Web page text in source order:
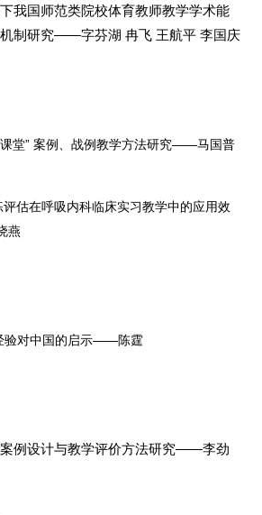
我国师范类院校体育教师教学学术能
制研究——字芬湖 冉飞 王航平 李国庆
堂” 案例、战例教学方法研究——马国普
估在呼吸内科临床实习教学中的应用效
燕
验对中国的启示——陈霆
例设计与教学评价方法研究——李劲